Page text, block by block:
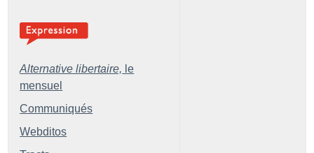
Alternative libertaire, le
mensuel
Communiqués
Webditos